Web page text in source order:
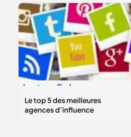
Le top 5 des
meilleures
agences